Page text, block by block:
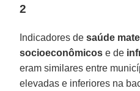
2
Indicadores de saúde
socioeconômicos e de
eram similares entre
elevadas e inferiores na